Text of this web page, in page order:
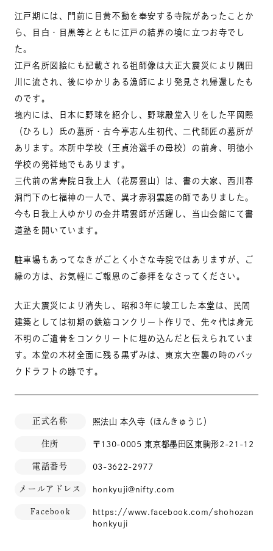
江戸期には、門前に目黄不動を奉安する寺院があったことか
ら、目白・目黒等とともに江戸の結界の境に立つお寺でし
た。
江戸名所図絵にも記載される祖師像は大正大震災により隅田
川に流され、後にゆかりある漁師により発見され帰還したも
のです。
境内には、日本に野球を紹介し、野球殿堂入りをした平岡煕
（ひろし）氏の墓所・古今亭志ん生初代、二代師匠の墓所が
あります。本所中学校（王貞治選手の母校）の前身、明徳小
学校の発祥地でもあります。
三代前の常寿院日我上人（花房雲山）は、書の大家、西川春
洞門下の七福神の一人で、異才赤羽雲庭の師でありました。
今も日我上人ゆかりの金井晴雲師が活躍し、当山会館にて書
道塾を開いています。
駐車場もあってなきがごとく小さな寺院ではありますが、ご
縁の方は、お気軽にご報恩のご参拝をなさってください。
大正大震災により消失し、昭和3年に竣工した本堂は、民間
建築としては初期の鉄筋コンクリート作りで、先々代は身元
不明のご遺骨をコンクリートに埋め込んだと伝えられていま
す。本堂の木材全面に残る黒ずみは、東京大空襲の時のバッ
クドラフトの跡です。
正式名称 照法山 本久寺（ほんきゅうじ）
住所 〒130-0005 東京都墨田区東駒形2-21-12
電話番号 03-3622-2977
メールアドレス honkyuji@nifty.com
Facebook
https://www.facebook.com/shohozan
honkyuji